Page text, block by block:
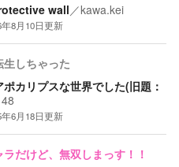
wall ／kawa.kei
8月10日更新
生しちゃった
カリプスな世界でした(旧題：
6月18日更新
だけど、無双しまっす！！